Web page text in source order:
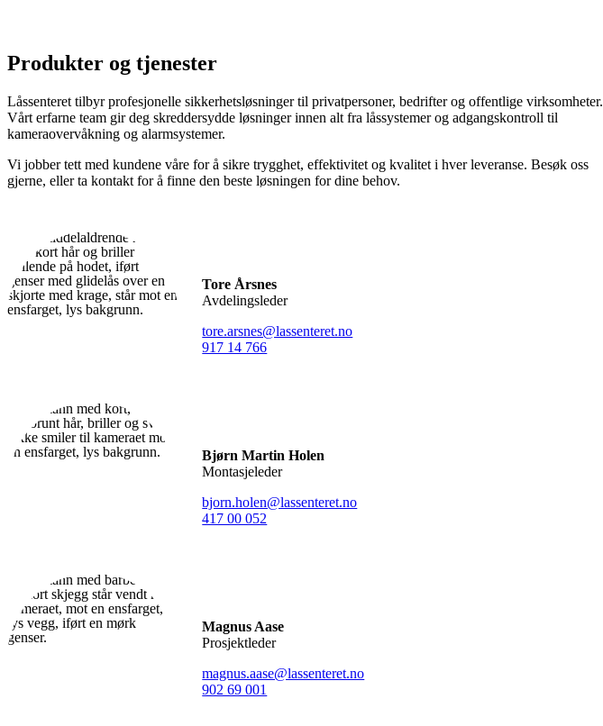
Produkter og tjenester
Låssenteret tilbyr profesjonelle sikkerhetsløsninger til privatpersoner, bedrifter og offentlige virksomheter.
Vårt erfarne team gir deg skreddersydde løsninger innen alt fra låssystemer og adgangskontroll til
kameraovervåkning og alarmsystemer.
Vi jobber tett med kundene våre for å sikre trygghet, effektivitet og kvalitet i hver leveranse. Besøk oss
gjerne, eller ta kontakt for å finne den beste løsningen for dine behov.
Tore Årsnes
Avdelingsleder
tore.arsnes@lassenteret.no
917 14 766
Bjørn Martin Holen
Montasjeleder
bjorn.holen@lassenteret.no
417 00 052
Magnus Aase
Prosjektleder
magnus.aase@lassenteret.no
902 69 001